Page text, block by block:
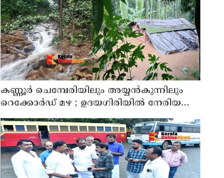
കണ്ണൂർ ചെമ്പേരിയിലും അയ്യൻകുന്നിലും
റെക്കോർഡ് മഴ ; ഉദയഗിരിയിൽ നേരിയ
ഉരുൾപൊട്ടൽ; 13 പേരെ ക്യാമ്പിലേക്ക് മാറ്റി